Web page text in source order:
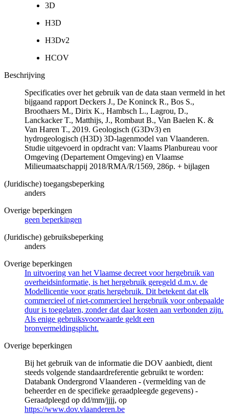
3D
H3D
H3Dv2
HCOV
Beschrijving
Specificaties over het gebruik van de data staan vermeld in het
bijgaand rapport Deckers J., De Koninck R., Bos S.,
Broothaers M., Dirix K., Hambsch L., Lagrou, D.,
Lanckacker T., Matthijs, J., Rombaut B., Van Baelen K. &
Van Haren T., 2019. Geologisch (G3Dv3) en
hydrogeologisch (H3D) 3D-lagenmodel van Vlaanderen.
Studie uitgevoerd in opdracht van: Vlaams Planbureau voor
Omgeving (Departement Omgeving) en Vlaamse
Milieumaatschappij 2018/RMA/R/1569, 286p. + bijlagen
(Juridische) toegangsbeperking
anders
Overige beperkingen
geen beperkingen
(Juridische) gebruiksbeperking
anders
Overige beperkingen
In uitvoering van het Vlaamse decreet voor hergebruik van
overheidsinformatie, is het hergebruik geregeld d.m.v. de
Modellicentie voor gratis hergebruik. Dit betekent dat elk
commercieel of niet-commercieel hergebruik voor onbepaalde
duur is toegelaten, zonder dat daar kosten aan verbonden zijn.
Als enige gebruiksvoorwaarde geldt een
bronvermeldingsplicht.
Overige beperkingen
Bij het gebruik van de informatie die DOV aanbiedt, dient
steeds volgende standaardreferentie gebruikt te worden:
Databank Ondergrond Vlaanderen - (vermelding van de
beheerder en de specifieke geraadpleegde gegevens) -
Geraadpleegd op dd/mm/jjjj, op
https://www.dov.vlaanderen.be